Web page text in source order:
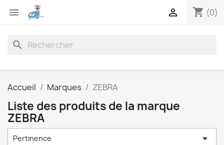
 shopping_cart (0)

search
Accueil Marques ZEBRA
Liste des produits de la marque
ZEBRA
Pertinence 